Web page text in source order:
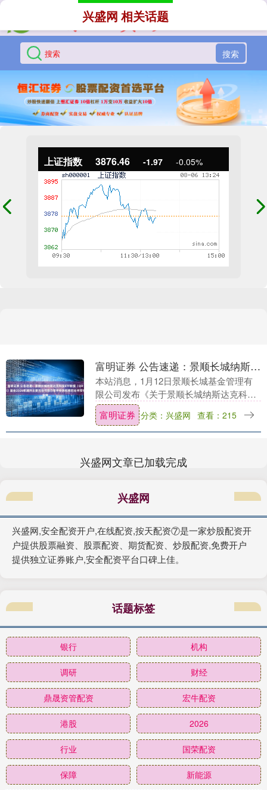
搜索
上证指数 3876.46 -1.97 -0.05%
兴盛网 相关话题
富明证券 公告速递：景顺长城纳斯达克科技ETF联接（QDII）基金2026年境外主要市场节假日暂停申购和赎回业务安排
本站消息，1月12日景顺长城基金管理有
限公司发布《关于景顺长城纳斯达克科技
市值加权交易型开放式指数证券投资基金
发起式联接基金（QDII）2026年境外主要
市场节....
富明证券 分类：兴盛网 查看：215
兴盛网文章已加载完成
兴盛网
兴盛网,安全配资开户,在线配资,按天配资⑦是一家炒股配资开
户提供股票融资、股票配资、期货配资、炒股配资,免费开户
提供独立证券账户,安全配资平台口碑上佳。
话题标签
银行 机构
调研 财经
鼎晟资管配资 宏牛配资
港股 2026
行业 国荣配资
保障 新能源